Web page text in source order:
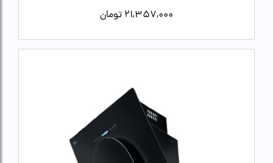
21,357,000 تومان